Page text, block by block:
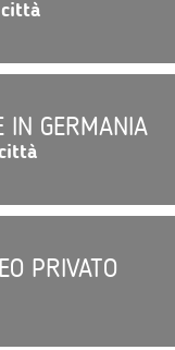
città
IN GERMANIA
PRIVATO